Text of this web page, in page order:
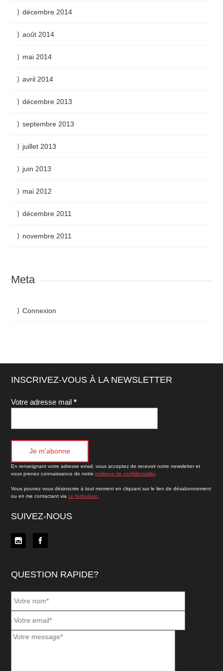
décembre 2014
août 2014
mai 2014
avril 2014
décembre 2013
septembre 2013
juillet 2013
juin 2013
mai 2012
décembre 2011
novembre 2011
Meta
Connexion
INSCRIVEZ-VOUS À LA NEWSLETTER
Votre adresse mail*
En renseignant votre adresse email, vous acceptez de recevoir notre newsletter et
vous prenez connaissance de notrepolitique de confidentialité.
Vous pouvez vous désinscrire à tout moment en cliquant sur le lien de désabonnement
ou en me contactant viace formulaire.
SUIVEZ-NOUS
QUESTION RAPIDE?